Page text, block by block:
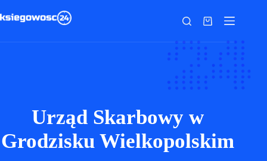
do
Koszyk
Urząd Skarbowy w
Grodzisku Wielkopolskim